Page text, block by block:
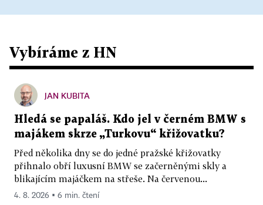
Vybíráme z HN
JAN KUBITA
Hledá se papaláš. Kdo jel v černém BMW s
majákem skrze „Turkovu“ křižovatku?
Před několika dny se do jedné pražské křižovatky
přihnalo obří luxusní BMW se začerněnými skly a
blikajícím majáčkem na střeše. Na červenou...
4. 8. 2026 ▪ 6 min. čtení